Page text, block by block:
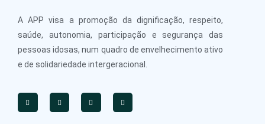
A APP visa a promoção da dignificação, respeito,
saúde, autonomia, participação e segurança das
pessoas idosas, num quadro de envelhecimento ativo
e de solidariedade intergeracional.